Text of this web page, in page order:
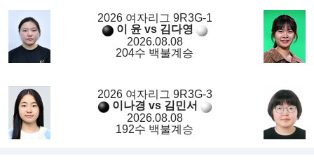
2026 여자리그 9R3G-1
이 윤 vs 김다영
2026.08.08
204수 백불계승
2026 여자리그 9R3G-3
이나경 vs 김민서
2026.08.08
192수 백불계승